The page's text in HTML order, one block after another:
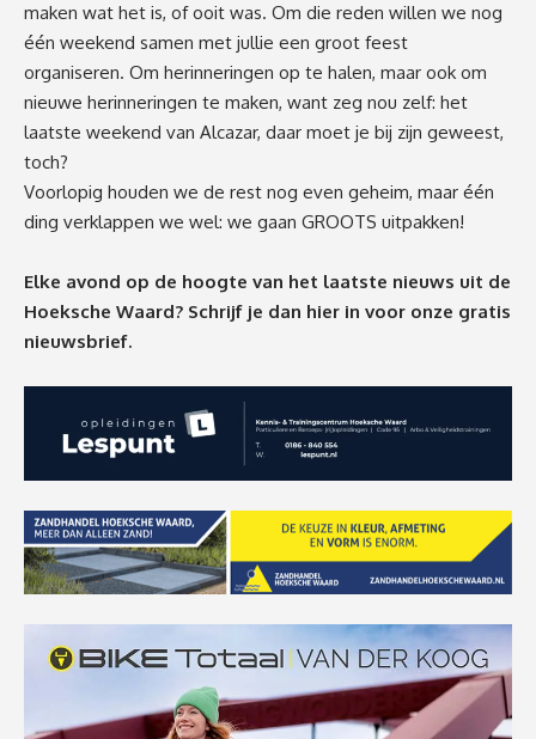
maken wat het is, of ooit was. Om die reden willen we nog
één weekend samen met jullie een groot feest
organiseren. Om herinneringen op te halen, maar ook om
nieuwe herinneringen te maken, want zeg nou zelf: het
laatste weekend van Alcazar, daar moet je bij zijn geweest,
toch?
Voorlopig houden we de rest nog even geheim, maar één
ding verklappen we wel: we gaan GROOTS uitpakken!
Elke avond op de hoogte van het laatste nieuws uit de
Hoeksche Waard? Schrijf je dan hier in voor onze gratis
nieuwsbrief.